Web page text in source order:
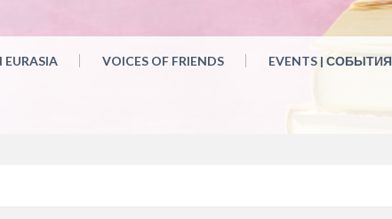
EURASIA VOICES OF FRIENDS EVENTS | СОБЫТИЯ